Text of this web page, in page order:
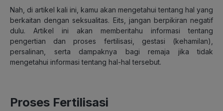
Nah, di artikel kali ini, kamu akan mengetahui tentang hal yang
berkaitan dengan seksualitas. Eits, jangan berpikiran negatif
dulu. Artikel ini akan memberitahu informasi tentang
pengertian dan proses fertilisasi, gestasi (kehamilan),
persalinan, serta dampaknya bagi remaja jika tidak
mengetahui informasi tentang hal-hal tersebut.
Proses Fertilisasi